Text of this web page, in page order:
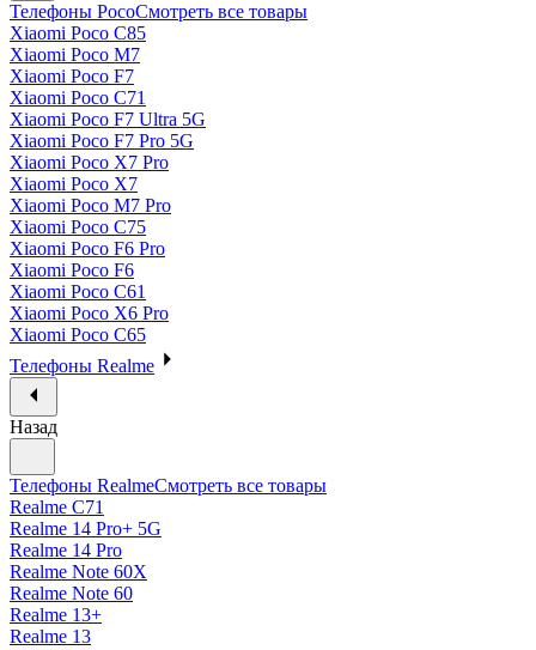
Телефоны PocoСмотреть все товары
Xiaomi Poco C85
Xiaomi Poco M7
Xiaomi Poco F7
Xiaomi Poco C71
Xiaomi Poco F7 Ultra 5G
Xiaomi Poco F7 Pro 5G
Xiaomi Poco X7 Pro
Xiaomi Poco X7
Xiaomi Poco M7 Pro
Xiaomi Poco C75
Xiaomi Poco F6 Pro
Xiaomi Poco F6
Xiaomi Poco C61
Xiaomi Poco X6 Pro
Xiaomi Poco C65
Телефоны Realme
Назад
Телефоны RealmeСмотреть все товары
Realme C71
Realme 14 Pro+ 5G
Realme 14 Pro
Realme Note 60X
Realme Note 60
Realme 13+
Realme 13